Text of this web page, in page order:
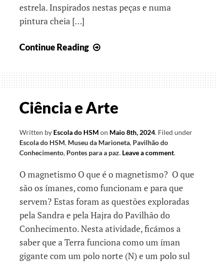
estrela. Inspirados nestas peças e numa
pintura cheia […]
Continue Reading
e
Reflexos
Ciência e Arte
Written by Escola do HSM on Maio 8th, 2024. Filed under
Escola do HSM, Museu da Marioneta, Pavilhão do
Conhecimento, Pontes para a paz. Leave a comment.
O magnetismo O que é o magnetismo? O que
são os ímanes, como funcionam e para que
servem? Estas foram as questões exploradas
pela Sandra e pela Hajra do Pavilhão do
Conhecimento. Nesta atividade, ficámos a
saber que a Terra funciona como um íman
gigante com um polo norte (N) e um polo sul